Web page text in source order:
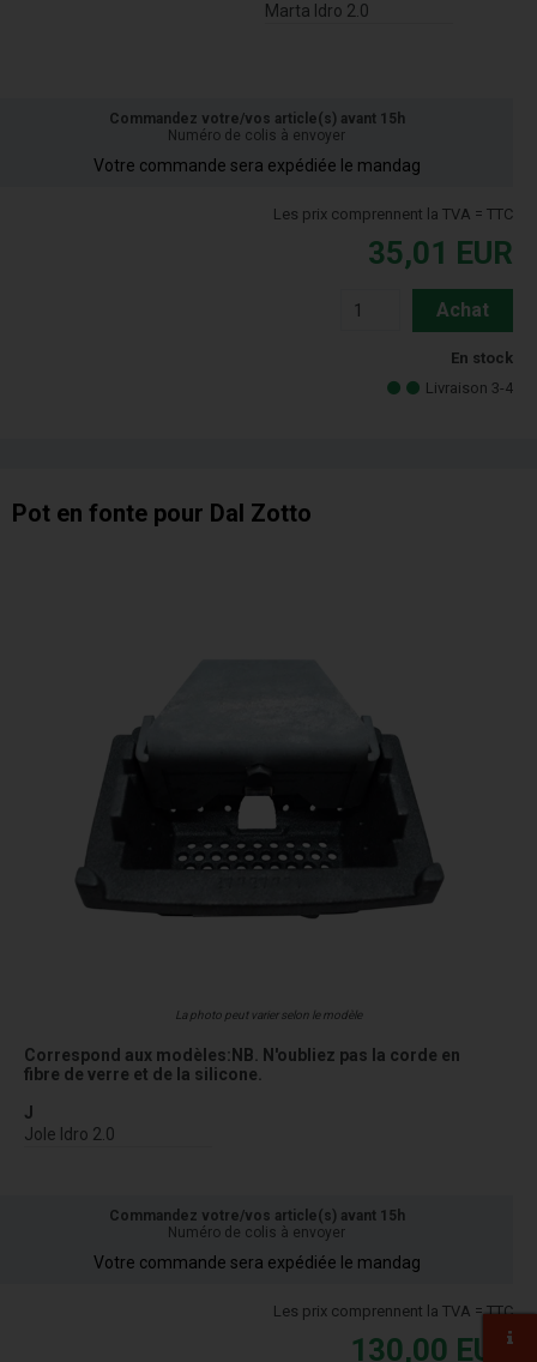
Marta Idro 2.0
Commandez votre/vos article(s) avant 15h
Numéro de colis à envoyer
Votre commande sera expédiée le mandag
Les prix comprennent la TVA = TTC
35,01 EUR
Achat
En stock
Livraison 3-4
Pot en fonte pour Dal Zotto
La photo peut varier selon le modèle
Correspond aux modèles:NB. N'oubliez pas la corde en
fibre de verre et de la silicone.
J
Jole Idro 2.0
Commandez votre/vos article(s) avant 15h
Numéro de colis à envoyer
Votre commande sera expédiée le mandag
Les prix comprennent la TVA = TTC
130,00 EUR